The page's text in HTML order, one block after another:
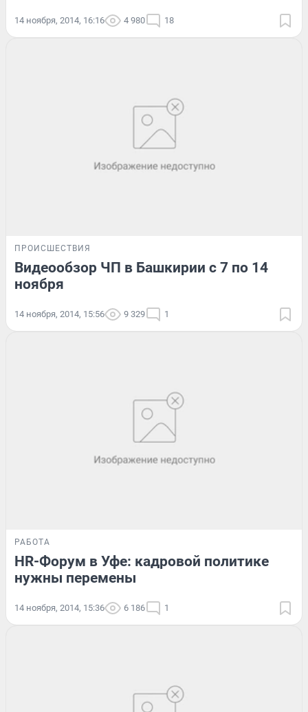
14 ноября, 2014, 16:16 4 980 18
ПРОИСШЕСТВИЯ
Видеообзор ЧП в Башкирии с 7 по 14
ноября
14 ноября, 2014, 15:56 9 329 1
РАБОТА
HR-Форум в Уфе: кадровой политике
нужны перемены
14 ноября, 2014, 15:36 6 186 1